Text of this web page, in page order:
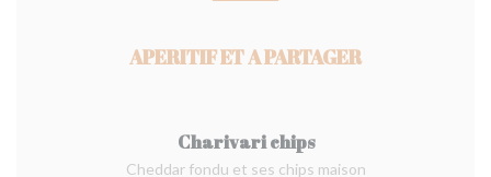
APERITIF ET A PARTAGER
Charivari chips
Cheddar fondu et ses chips maison